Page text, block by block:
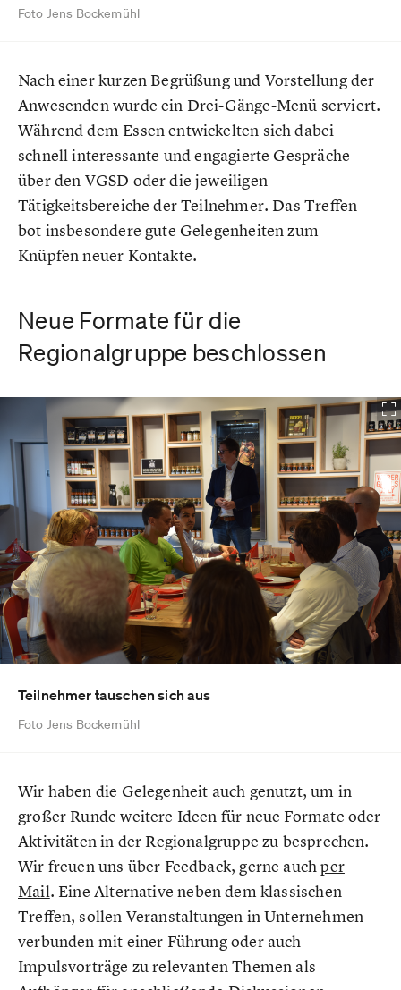
Foto Jens Bockemühl
Nach einer kurzen Begrüßung und Vorstellung der
Anwesenden wurde ein Drei-Gänge-Menü serviert.
Während dem Essen entwickelten sich dabei
schnell interessante und engagierte Gespräche
über den VGSD oder die jeweiligen
Tätigkeitsbereiche der Teilnehmer. Das Treffen
bot insbesondere gute Gelegenheiten zum
Knüpfen neuer Kontakte.
Neue Formate für die
Regionalgruppe beschlossen
Teilnehmer tauschen sich aus
Foto Jens Bockemühl
Wir haben die Gelegenheit auch genutzt, um in
großer Runde weitere Ideen für neue Formate oder
Aktivitäten in der Regionalgruppe zu besprechen.
Wir freuen uns über Feedback, gerne auchper
Mail. Eine Alternative neben dem klassischen
Treffen, sollen Veranstaltungen in Unternehmen
verbunden mit einer Führung oder auch
Impulsvorträge zu relevanten Themen als